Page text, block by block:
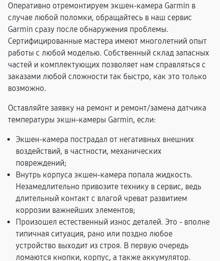
Оперативно отремонтируем экшен-камера Garmin в
случае любой поломки, обращайтесь в наш сервис
Garmin сразу после обнаружения проблемы.
Сертифицированные мастера имеют многолетний опыт
работы с любой моделью. Собственный склад запасных
частей и комплектующих позволяет нам справляться с
заказами любой сложности так быстро, как это только
возможно.
Оставляйте заявку на ремонт и ремонт/замена датчика
температуры экшн-камеры Garmin, если:
Экшен-камера пострадал от негативных внешних
воздействий, в частности, механических
повреждений;
Внутрь корпуса экшен-камера попала жидкость.
Незамедлительно привозите технику в сервис, ведь
длительный контакт с влагой чреват развитием
коррозии важнейших элементов;
Произошел естественный износ деталей. Это - вполне
типичная ситуация, рано или поздно любое
устройство выходит из строя. В первую очередь
ломаются кнопки, корпус, а также аккумулятор.